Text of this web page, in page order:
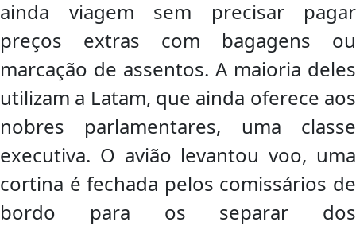
ainda viagem sem precisar pagar
preços extras com bagagens ou
marcação de assentos. A maioria deles
utilizam a Latam, que ainda oferece aos
nobres parlamentares, uma classe
executiva. O avião levantou voo, uma
cortina é fechada pelos comissários de
bordo para os separar dos